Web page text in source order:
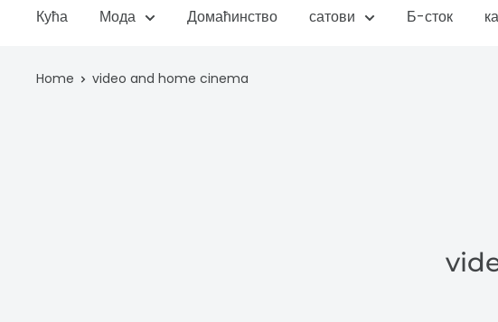
Кућа Мода Домаћинство сатови Б-сток
Home video and home cinema